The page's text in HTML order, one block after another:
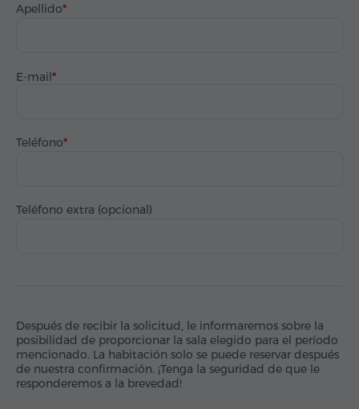
Apellido
E-mail
Teléfono
Teléfono extra (opcional)
Después de recibir la solicitud, le informaremos sobre la
posibilidad de proporcionar la sala elegido para el período
mencionado. La habitación solo se puede reservar después
de nuestra confirmación. ¡Tenga la seguridad de que le
responderemos a la brevedad!